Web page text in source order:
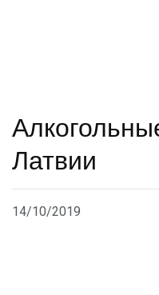
Латвии
14/10/2019